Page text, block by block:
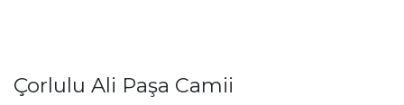
Çorlulu Ali Paşa Camii